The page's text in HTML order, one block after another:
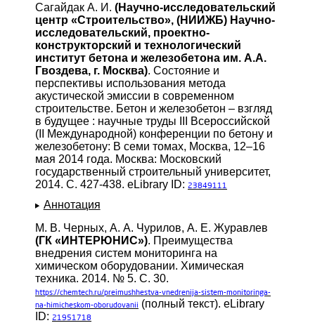
Сагайдак А. И. (Научно-исследовательский
центр «Строительство», (НИИЖБ) Научно-
исследовательский, проектно-
конструкторский и технологический
институт бетона и железобетона им. А.А.
Гвоздева, г. Москва). Состояние и
перспективы использования метода
акустической эмиссии в современном
строительстве. Бетон и железобетон – взгляд
в будущее : научные труды III Всероссийской
(II Международной) конференции по бетону и
железобетону: В семи томах, Москва, 12–16
мая 2014 года. Москва: Московский
государственный строительный университет,
2014. С. 427-438. eLibrary ID: 23849111
Аннотация
М. В. Черных, А. А. Чурилов, А. Е. Журавлев
(ГК «ИНТЕРЮНИС»). Преимущества
внедрения систем мониторинга на
химическом оборудовании. Химическая
техника. 2014. № 5. С. 30.
https://chemtech.ru/preimushhestva-vnedrenija-sistem-monitoringa-
na-himicheskom-oborudovanii (полный текст). eLibrary
ID: 21951718